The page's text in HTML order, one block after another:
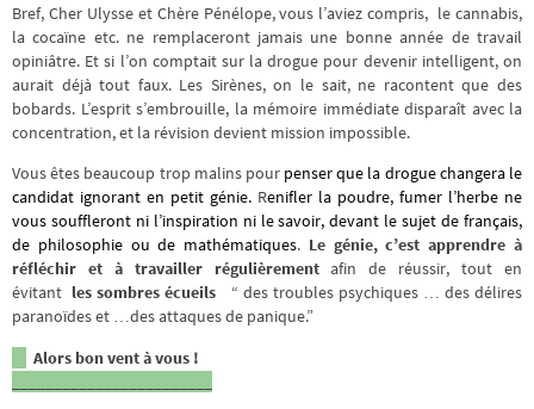
Bref, Cher Ulysse et Chère Pénélope, vous l’aviez compris, le cannabis,
la cocaïne etc. ne remplaceront jamais une bonne année de travail
opiniâtre. Et si l’on comptait sur la drogue pour devenir intelligent, on
aurait déjà tout faux. Les Sirènes, on le sait, ne racontent que des
bobards. L’esprit s’embrouille, la mémoire immédiate disparaît avec la
concentration, et la révision devient mission impossible.
Vous êtes beaucoup trop malins pourpenser que la drogue changera le
candidat ignorant en petit génie. Renifler la poudre, fumer l’herbe ne
vous souffleront ni l’inspiration ni le savoir, devant le sujet de français,
de philosophie ou de mathématiques. Le génie, c’est apprendre à
réfléchir et à travailler régulièrementafin de réussir, tout en
évitant les sombres écueils “ des troubles psychiques … des délires
paranoïdes et …des attaques de panique.”
Alors bon vent à vous !